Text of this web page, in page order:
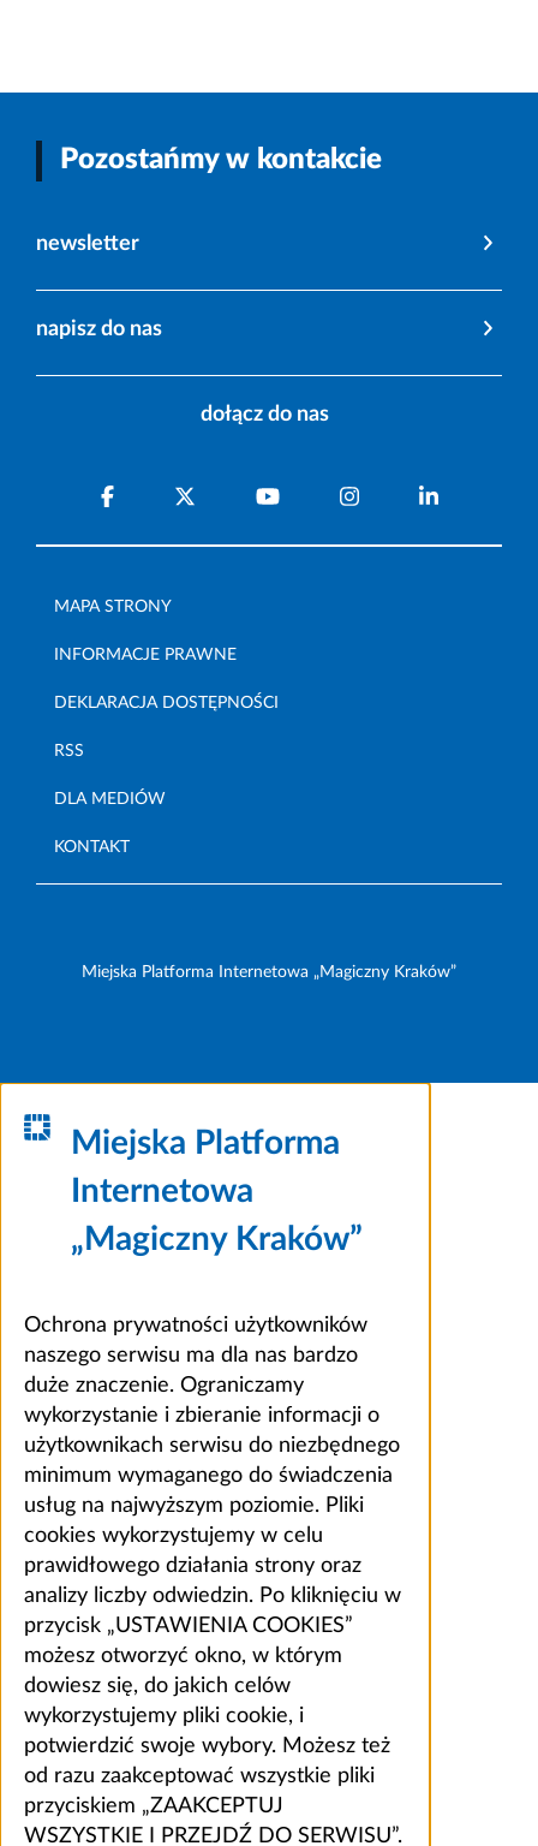
Pozostańmy w kontakcie
newsletter
napisz do nas
dołącz do nas
MAPA STRONY
INFORMACJE PRAWNE
DEKLARACJA DOSTĘPNOŚCI
RSS
DLA MEDIÓW
KONTAKT
Miejska Platforma Internetowa „Magiczny Kraków”
Miejska Platforma
Internetowa
„Magiczny Kraków”
Ochrona prywatności użytkowników
naszego serwisu ma dla nas bardzo
duże znaczenie. Ograniczamy
wykorzystanie i zbieranie informacji o
użytkownikach serwisu do niezbędnego
minimum wymaganego do świadczenia
usług na najwyższym poziomie. Pliki
cookies wykorzystujemy w celu
prawidłowego działania strony oraz
analizy liczby odwiedzin. Po kliknięciu w
przycisk „USTAWIENIA COOKIES”
możesz otworzyć okno, w którym
dowiesz się, do jakich celów
wykorzystujemy pliki cookie, i
potwierdzić swoje wybory. Możesz też
od razu zaakceptować wszystkie pliki
przyciskiem „ZAAKCEPTUJ
WSZYSTKIE I PRZEJDŹ DO SERWISU”.